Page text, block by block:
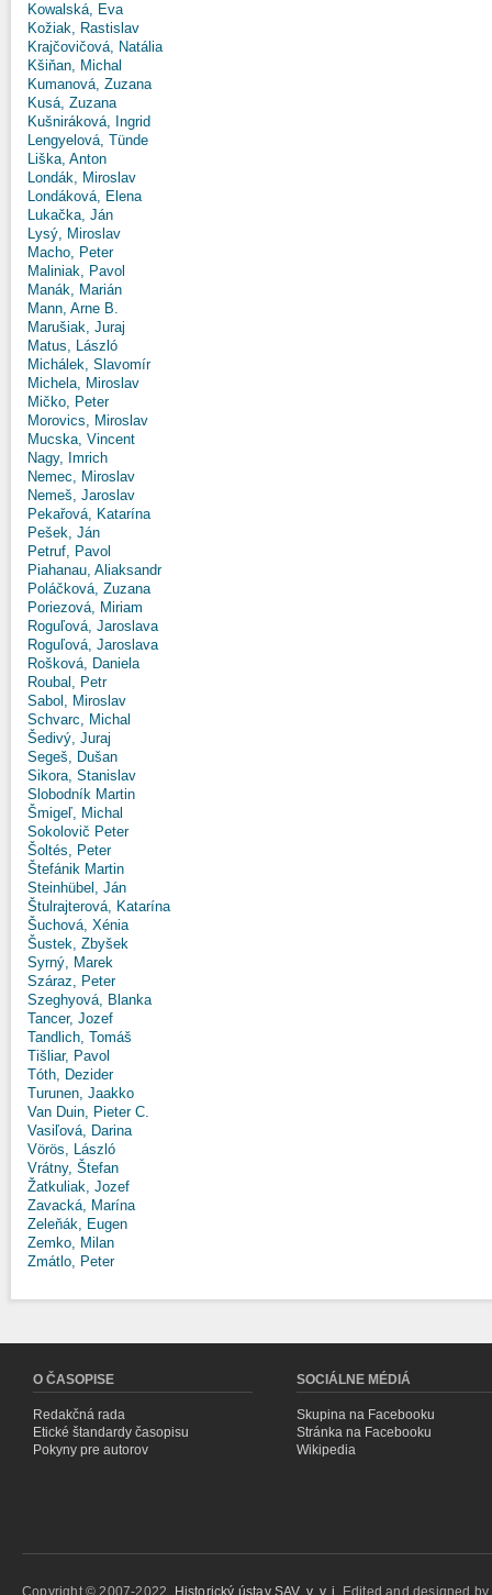
Kowalská, Eva
Kožiak, Rastislav
Krajčovičová, Natália
Kšiňan, Michal
Kumanová, Zuzana
Kusá, Zuzana
Kušniráková, Ingrid
Lengyelová, Tünde
Liška, Anton
Londák, Miroslav
Londáková, Elena
Lukačka, Ján
Lysý, Miroslav
Macho, Peter
Maliniak, Pavol
Manák, Marián
Mann, Arne B.
Marušiak, Juraj
Matus, László
Michálek, Slavomír
Michela, Miroslav
Mičko, Peter
Morovics, Miroslav
Mucska, Vincent
Nagy, Imrich
Nemec, Miroslav
Nemeš, Jaroslav
Pekařová, Katarína
Pešek, Ján
Petruf, Pavol
Piahanau, Aliaksandr
Poláčková, Zuzana
Poriezová, Miriam
Roguľová, Jaroslava
Roguľová, Jaroslava
Rošková, Daniela
Roubal, Petr
Sabol, Miroslav
Schvarc, Michal
Šedivý, Juraj
Segeš, Dušan
Sikora, Stanislav
Slobodník Martin
Šmigeľ, Michal
Sokolovič Peter
Šoltés, Peter
Štefánik Martin
Steinhübel, Ján
Štulrajterová, Katarína
Šuchová, Xénia
Šustek, Zbyšek
Syrný, Marek
Száraz, Peter
Szeghyová, Blanka
Tancer, Jozef
Tandlich, Tomáš
Tišliar, Pavol
Tóth, Dezider
Turunen, Jaakko
Van Duin, Pieter C.
Vasiľová, Darina
Vörös, László
Vrátny, Štefan
Žatkuliak, Jozef
Zavacká, Marína
Zeleňák, Eugen
Zemko, Milan
Zmátlo, Peter
O ČASOPISE
Redakčná rada
Etické štandardy časopisu
Pokyny pre autorov
SOCIÁLNE MÉDIÁ
Skupina na Facebooku
Stránka na Facebooku
Wikipedia